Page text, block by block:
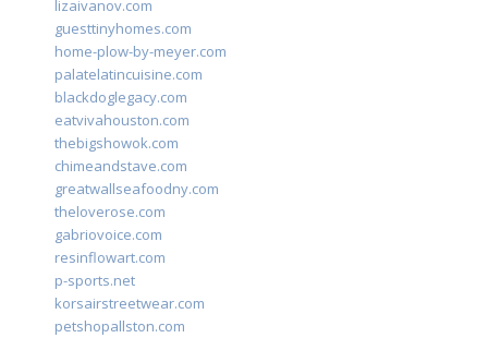
lizaivanov.com
guesttinyhomes.com
home-plow-by-meyer.com
palatelatincuisine.com
blackdoglegacy.com
eatvivahouston.com
thebigshowok.com
chimeandstave.com
greatwallseafoodny.com
theloverose.com
gabriovoice.com
resinflowart.com
p-sports.net
korsairstreetwear.com
petshopallston.com